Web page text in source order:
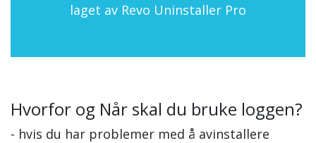
laget av Revo Uninstaller Pro
Hvorfor og Når skal du bruke loggen?
- hvis du har problemer med å avinstallere